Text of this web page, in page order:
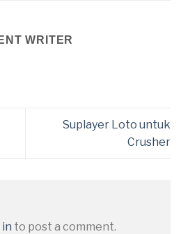
WRITER
Suplayer Loto untuk
Crusher
to post a comment.